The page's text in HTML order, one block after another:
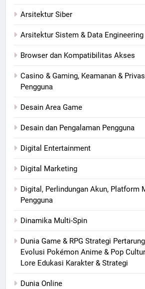
Arsitektur Siber
Arsitektur Sistem & Data Engineering
Browser dan Kompatibilitas Akses
Casino & Gaming, Keamanan &
Pengguna
Desain Area Game
Desain dan Pengalaman Pengguna
Digital Entertainment
Digital Marketing
Digital, Perlindungan Akun, Platform
Pengguna
Dinamika Multi-Spin
Dunia Game & RPG Strategi
Evolusi Pokémon Anime & Pop
Lore Edukasi Karakter & Strategi
Dunia Online